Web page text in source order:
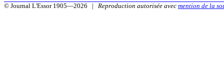
© Journal L'Essor 1905—2026 | Reproduction autorisée avec mention de la